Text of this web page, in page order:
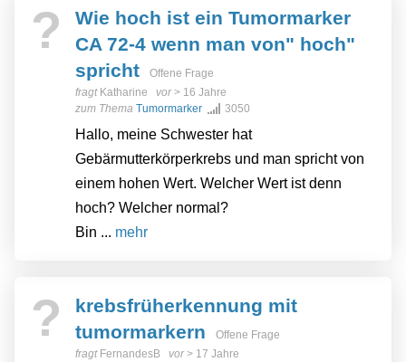
?
Wie hoch ist ein Tumormarker
CA 72-4 wenn man von" hoch"
spricht
Offene Frage
fragt Katharine vor> 16 Jahre
zum Thema Tumormarker 3050
Hallo, meine Schwester hat
Gebärmutterkörperkrebs und man spricht von
einem hohen Wert. Welcher Wert ist denn
hoch? Welcher normal?
Bin ... mehr
?
krebsfrüherkennung mit
tumormarkern
Offene Frage
fragt FernandesB vor> 17 Jahre